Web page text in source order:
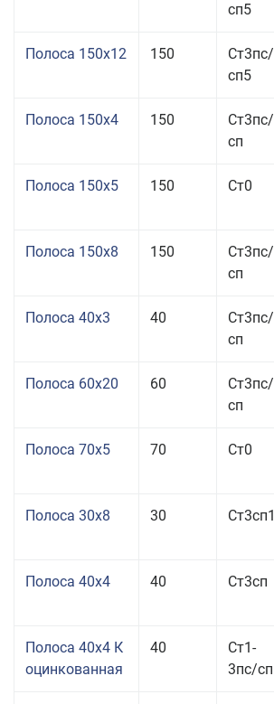
сп5
Полоса 150x12 150
Ст3пс/
сп5
Полоса 150x4 150
Ст3пс/
сп
Полоса 150x5 150 Ст0
Полоса 150x8 150
Ст3пс/
сп
Полоса 40x3 40
Ст3пс/
сп
Полоса 60x20 60
Ст3пс/
сп
Полоса 70x5 70 Ст0
Полоса 30x8 30 Ст3сп1
Полоса 40x4 40 Ст3сп
Полоса 40x4 К
оцинкованная
40
Ст1-
3пс/сп